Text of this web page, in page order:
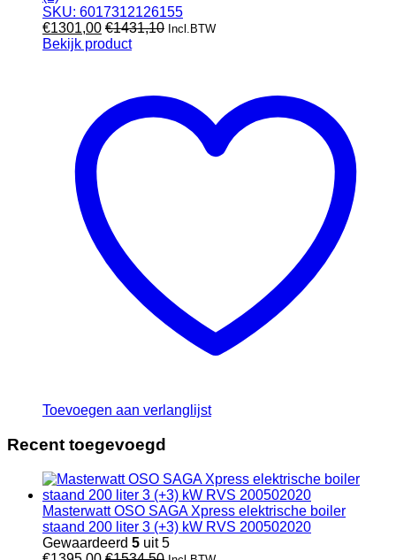
SKU: 6017312126155
€1301,00 €1431,10 Incl.BTW
Bekijk product
Toevoegen aan verlanglijst
Recent toegevoegd
Masterwatt OSO SAGA Xpress elektrische boiler
staand 200 liter 3 (+3) kW RVS 200502020
Gewaardeerd 5 uit 5